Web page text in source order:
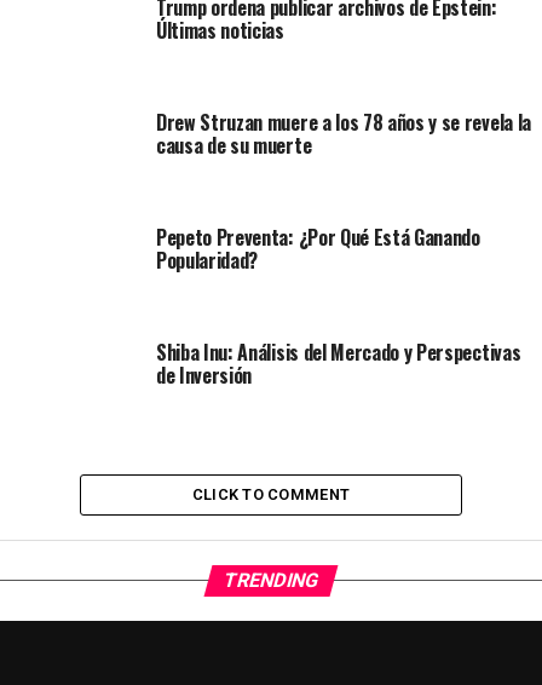
Trump ordena publicar archivos de Epstein:
Últimas noticias
Drew Struzan muere a los 78 años y se revela la
causa de su muerte
Pepeto Preventa: ¿Por Qué Está Ganando
Popularidad?
Shiba Inu: Análisis del Mercado y Perspectivas
de Inversión
CLICK TO COMMENT
TRENDING